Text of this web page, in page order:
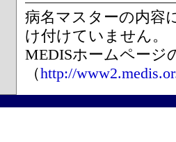
病名マスターの内容
け付けていません。
MEDISホームページ
（http://